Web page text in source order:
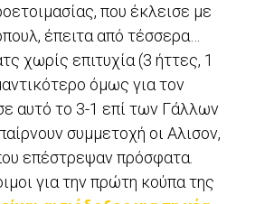
που έκλεισε με
έπειτα από τέσσερα…
χωρίς επιτυχία (3 ήττες, 1
όμως για τον
αυτό το 3-1 επί των Γάλλων
συμμετοχή οι Αλισον,
επέστρεψαν πρόσφατα.
για την πρώτη κούπα της